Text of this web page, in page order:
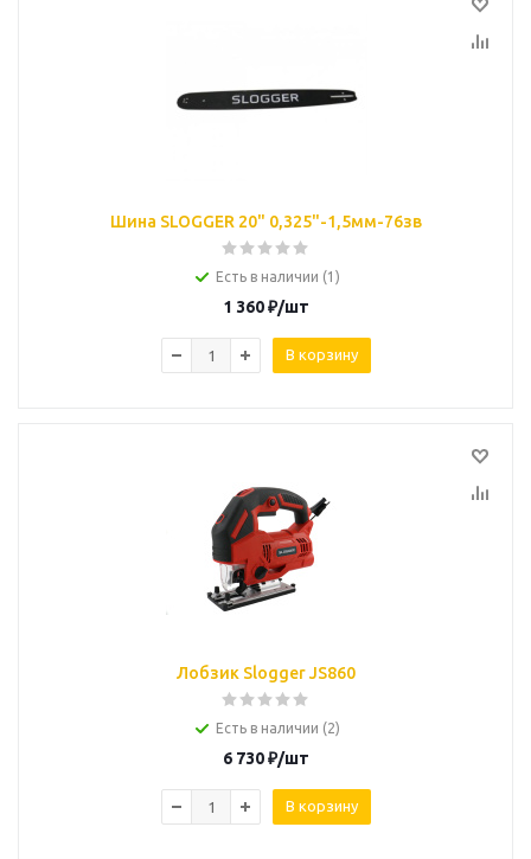
Шина SLOGGER 20" 0,325"-1,5мм-76зв
Есть в наличии (1)
1 360₽/шт
В корзину
Лобзик Slogger JS860
Есть в наличии (2)
6 730₽/шт
В корзину